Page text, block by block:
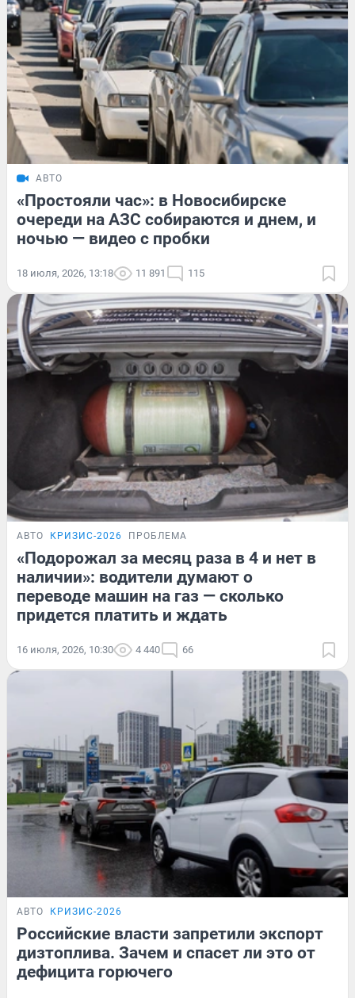
АВТО
«Простояли час»: в Новосибирске
очереди на АЗС собираются и днем, и
ночью — видео с пробки
18 июля, 2026, 13:18 11 891 115
АВТО КРИЗИС-2026 ПРОБЛЕМА
«Подорожал за месяц раза в 4 и нет в
наличии»: водители думают о
переводе машин на газ — сколько
придется платить и ждать
16 июля, 2026, 10:30 4 440 66
АВТО КРИЗИС-2026
Российские власти запретили экспорт
дизтоплива. Зачем и спасет ли это от
дефицита горючего